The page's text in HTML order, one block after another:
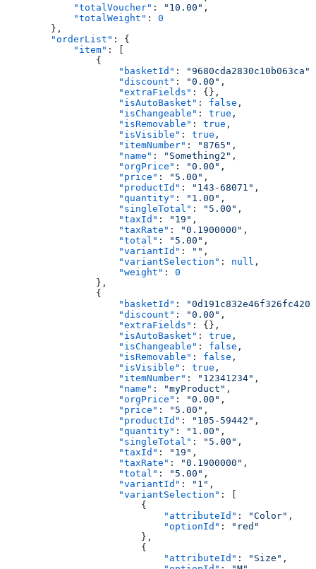
            "totalVoucher"
: "10.00" ,
            "totalWeight"
: 0
        },
        "orderList"
: {
            "item"
: [
                {
                    "basketId"
: "9680cda2830c10b063ca"
                    "discount"
: "0.00" ,
                    "extraFields"
: {},
                    "isAutoBasket"
: false ,
                    "isChangeable"
: true ,
                    "isRemovable"
: true ,
                    "isVisible"
: true ,
                    "itemNumber"
: "8765" ,
                    "name"
: "Something2" ,
                    "orgPrice"
: "0.00" ,
                    "price"
: "5.00" ,
                    "productId"
: "143-68071" ,
                    "quantity"
: "1.00" ,
                    "singleTotal"
: "5.00" ,
                    "taxId"
: "19" ,
                    "taxRate"
: "0.1900000" ,
                    "total"
: "5.00" ,
                    "variantId"
: "" ,
                    "variantSelection"
: null ,
                    "weight"
: 0
                },
                {
                    "basketId"
:
                    "discount"
: "0.00" ,
                    "extraFields"
: {},
                    "isAutoBasket"
: true ,
                    "isChangeable"
: false ,
                    "isRemovable"
: false ,
                    "isVisible"
: true ,
                    "itemNumber"
: "12341234" ,
                    "name"
: "myProduct" ,
                    "orgPrice"
: "0.00" ,
                    "price"
: "5.00" ,
                    "productId"
: "105-59442" ,
                    "quantity"
: "1.00" ,
                    "singleTotal"
: "5.00" ,
                    "taxId"
: "19" ,
                    "taxRate"
: "0.1900000" ,
                    "total"
: "5.00" ,
                    "variantId"
: "1" ,
                    "variantSelection"
: [
                        {
                            "attributeId"
: "Color" ,
                            "optionId"
:
"red"
                        },
                        {
                            "attributeId"
: "Size" ,